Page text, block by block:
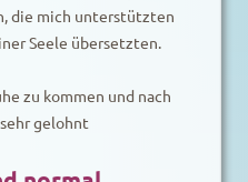
die mich unterstützten
Seele übersetzten.
zu kommen und nach
gelohnt